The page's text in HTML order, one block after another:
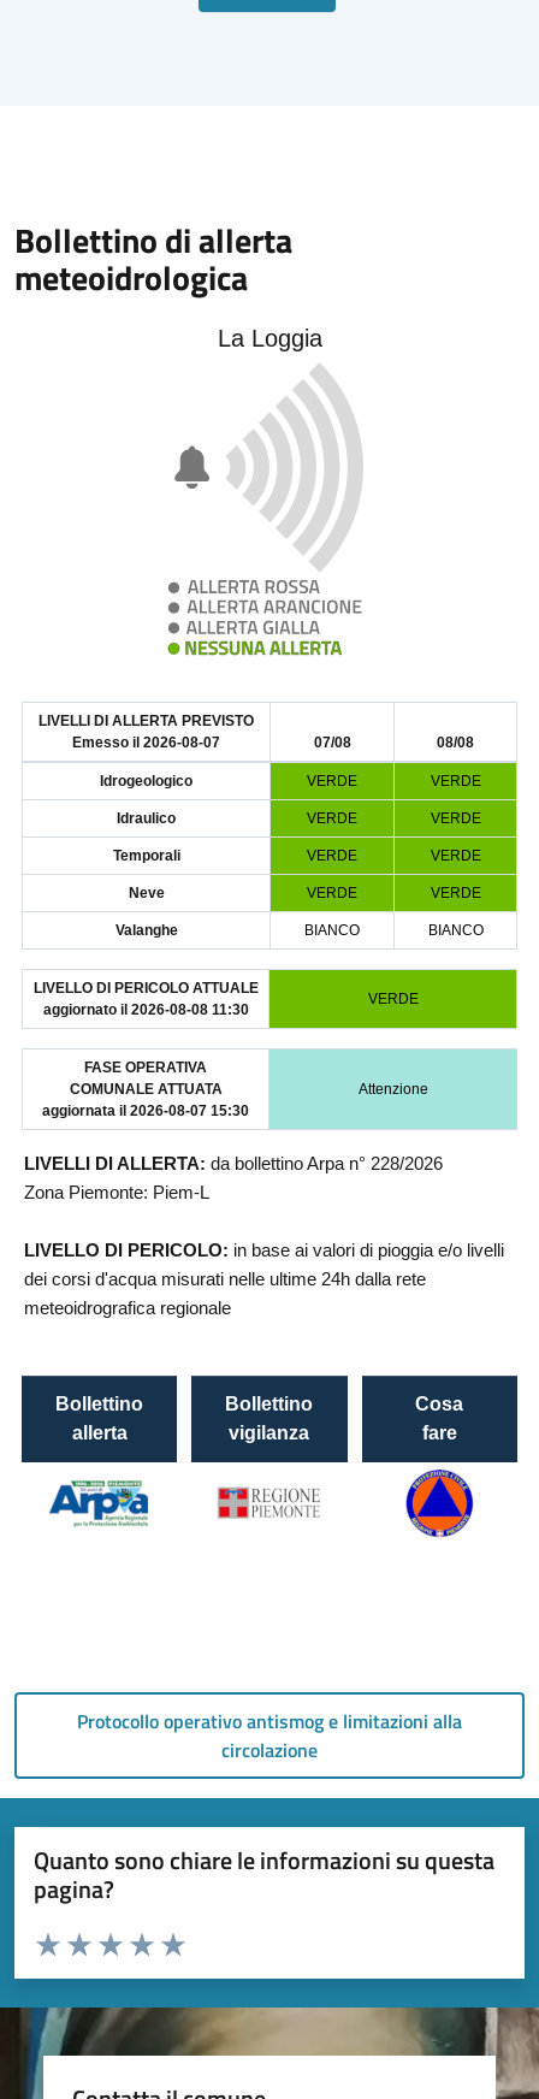
Bollettino di allerta
meteoidrologica
Protocollo operativo antismog e limitazioni alla
circolazione
Quanto sono chiare le informazioni su questa
pagina?
Valuta da 1 a 5 stelle la pagina
Valuta 5 stelle su 5
Valuta 4 stelle su 5
Valuta 3 stelle su 5
Valuta 2 stelle su 5
Valuta 1 stelle su 5